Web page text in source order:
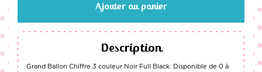
Ajouter au panier
Description
Grand Ballon Chiffre 3 couleur Noir Full Black. Disponible de 0 à